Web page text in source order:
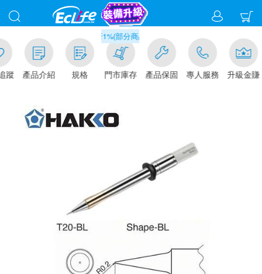
蹤 產品介紹 規格
滿千元門市取貨現折1%(部分商品不適用)-請點我看
門市庫存 產品保固 專人服務 升級金賺